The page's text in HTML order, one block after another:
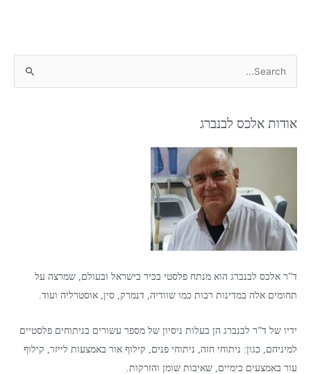
r
:
אודות אלכס לבנברג
ד”ר אלכס לבנברג הוא מנתח פלסטי בכיר בישראל ובעולם, שמרצה על
תחומים אלה במדינות רבות כמו שוודיה, דנמרק, סין, אוסטרליה ועוד.
ידיו של ד”ר לבנברג הן בעלות ניסיון של מספר עשורים בניתוחים פלסטיים
למיניהם, כגון: ניתוחי חזה, ניתוחי פנים, קילוף אור באמצעות לייזר, קילוף
עור באמצעים כימיים, שאיבות שומן והזרקות.